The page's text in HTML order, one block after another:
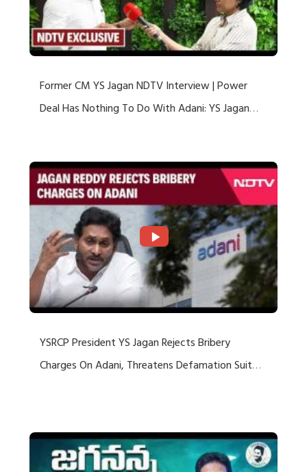
Former CM YS Jagan NDTV Interview | Power
Deal Has Nothing To Do With Adani: YS Jagan
YSRCP President YS Jagan Rejects Bribery
Charges On Adani, Threatens Defamation Suit